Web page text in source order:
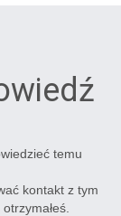
temu
kontakt z tym